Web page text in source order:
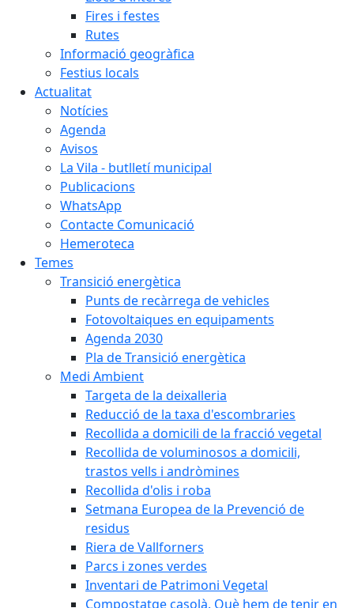
Fires i festes
Rutes
Informació geogràfica
Festius locals
Actualitat
Notícies
Agenda
Avisos
La Vila - butlletí municipal
Publicacions
WhatsApp
Contacte Comunicació
Hemeroteca
Temes
Transició energètica
Punts de recàrrega de vehicles
Fotovoltaiques en equipaments
Agenda 2030
Pla de Transició energètica
Medi Ambient
Targeta de la deixalleria
Reducció de la taxa d'escombraries
Recollida a domicili de la fracció vegetal
Recollida de voluminosos a domicili,
trastos vells i andròmines
Recollida d'olis i roba
Setmana Europea de la Prevenció de
residus
Riera de Vallforners
Parcs i zones verdes
Inventari de Patrimoni Vegetal
Compostatge casolà. Què hem de tenir en